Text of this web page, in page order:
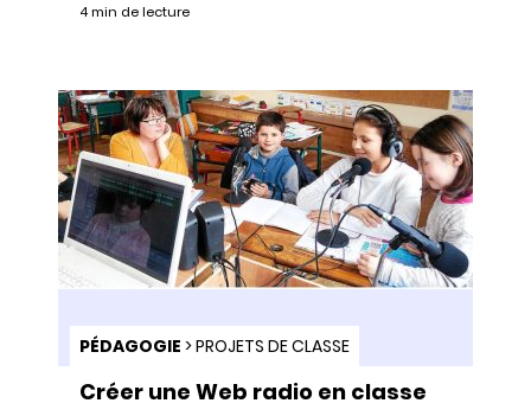
4 min de lecture
PÉDAGOGIE >PROJETS DE CLASSE
Créer une Web radio en classe